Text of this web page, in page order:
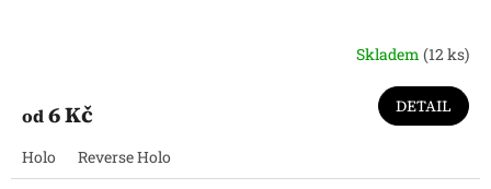
Skladem (12 ks)
od6 Kč DETAIL
Holo Reverse Holo